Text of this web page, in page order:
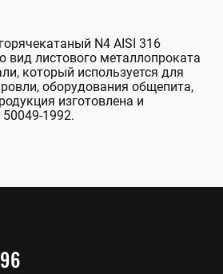
N4 AISI 316
вид листового металлопроката
который используется для
оборудования общепита,
изготовлена и
50049-1992.